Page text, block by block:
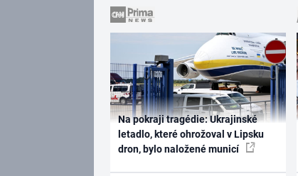
Na pokraji tragédie: Ukrajinské
letadlo, které ohrožoval v Lipsku
dron, bylo naložené municí